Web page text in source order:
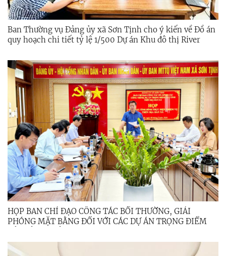
Ban Thường vụ Đảng ủy xã Sơn Tịnh cho ý kiến về Đồ án
quy hoạch chi tiết tỷ lệ 1/500 Dự án Khu đô thị River
HỌP BAN CHỈ ĐẠO CÔNG TÁC BỒI THƯỜNG, GIẢI
PHÓNG MẶT BẰNG ĐỐI VỚI CÁC DỰ ÁN TRỌNG ĐIỂM